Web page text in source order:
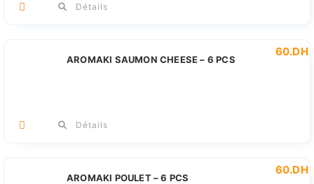
Détails
AROMAKI SAUMON CHEESE – 6 PCS
60.DH
Détails
AROMAKI POULET – 6 PCS
60.DH